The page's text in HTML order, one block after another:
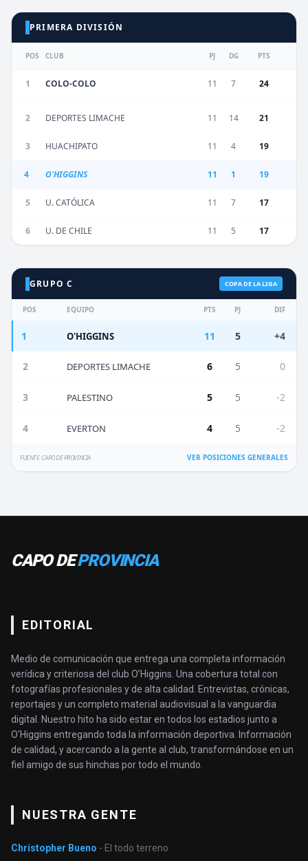
PRIMERA DIVISIÓN
POS CLUB PJ DG PTS
1 COLO-COLO 11 7 24
2 DEPORTES LIMACHE 11 14 21
3 HUACHIPATO 11 4 19
4 O'HIGGINS 11 1 19
5 U. CATÓLICA 11 7 17
6 U. DE CHILE 11 5 17
GRUPO C COPA DE LA LIGA
POS EQUIPO PTS PJ DIF
1 O'HIGGINS 11 5 +4
2 DEPORTES LIMACHE 6 5 0
3 PALESTINO 5 5 -2
4 EVERTON 4 5 -2
FUENTE: CAPO DE PROVINCIA VER POSICIONES GENERALES
CAPO DEPROVINCIA
EDITORIAL
Medio de comunicación que entrega una completa información
verídica y criteriosa del club O’Higgins. Una cobertura total con
fotografías profesionales y de alta calidad. Entrevistas, crónicas,
reportajes y un completo material audiovisual a la vanguardia
digital. Nuestro hito ha sido estar en todos los estadios junto a
O'Higgins entregando toda la información deportiva. Información
de calidad, y acercando a la gente al club, transformándose en un
fiel amigo de sus hinchas por todo el mundo.
NUESTRA GENTE
Christopher Bueno - El todo terreno